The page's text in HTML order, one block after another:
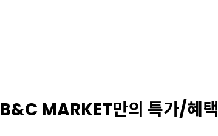
B&C MARKET만의 특가/혜택